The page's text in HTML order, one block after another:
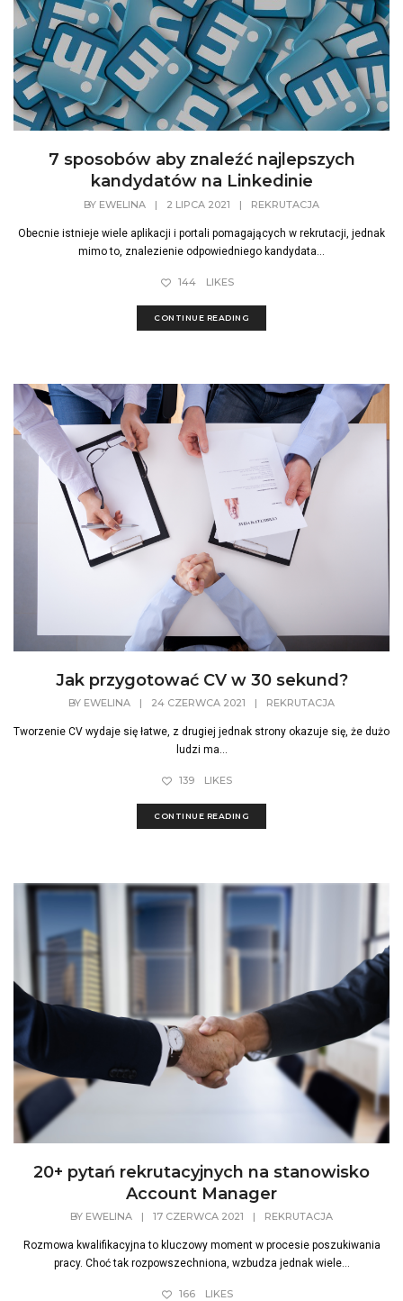
7 sposobów aby znaleźć najlepszych
kandydatów na Linkedinie
BY EWELINA | 2 LIPCA 2021 | REKRUTACJA
Obecnie istnieje wiele aplikacji i portali pomagających w rekrutacji, jednak
mimo to, znalezienie odpowiedniego kandydata...
144 LIKES
CONTINUE READING
Jak przygotować CV w 30 sekund?
BY EWELINA | 24 CZERWCA 2021 | REKRUTACJA
Tworzenie CV wydaje się łatwe, z drugiej jednak strony okazuje się, że dużo
ludzi ma...
139 LIKES
CONTINUE READING
20+ pytań rekrutacyjnych na stanowisko
Account Manager
BY EWELINA | 17 CZERWCA 2021 | REKRUTACJA
Rozmowa kwalifikacyjna to kluczowy moment w procesie poszukiwania
pracy. Choć tak rozpowszechniona, wzbudza jednak wiele...
166 LIKES